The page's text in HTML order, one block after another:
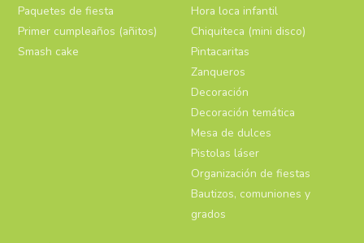
Paquetes de fiesta
Primer cumpleaños (añitos)
Smash cake
Hora loca infantil
Chiquiteca (mini disco)
Pintacaritas
Zanqueros
Decoración
Decoración temática
Mesa de dulces
Pistolas láser
Organización de fiestas
Bautizos, comuniones y
grados